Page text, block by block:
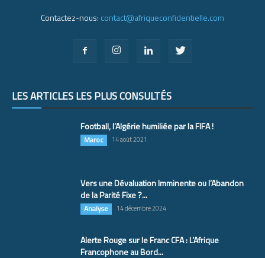
Contactez-nous: contact@afriqueconfidentielle.com
LES ARTICLES LES PLUS CONSULTÉS
Football, l’Algérie humiliée par la FIFA !
Maroc 14 août 2021
Vers une Dévaluation Imminente ou l’Abandon
de la Parité Fixe ?...
Analyse 14 décembre 2024
Alerte Rouge sur le Franc CFA : L’Afrique
Francophone au Bord...